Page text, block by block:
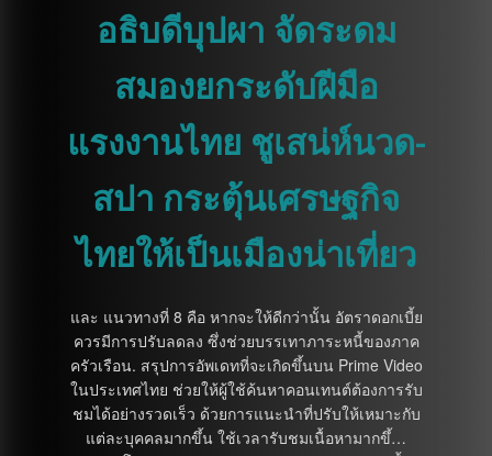
อธิบดีบุปผา จัดระดม
สมองยกระดับฝีมือ
แรงงานไทย ชูเสน่ห์นวด-
สปา กระตุ้นเศรษฐกิจ
ไทยให้เป็นเมืองน่าเที่ยว
และ แนวทางที่ 8 คือ หากจะให้ดีกว่านั้น อัตราดอกเบี้ย
ควรมีการปรับลดลง ซึ่งช่วยบรรเทาภาระหนี้ของภาค
ครัวเรือน. สรุปการอัพเดทที่จะเกิดขึ้นบน Prime Video
ในประเทศไทย ช่วยให้ผู้ใช้ค้นหาคอนเทนต์ต้องการรับ
ชมได้อย่างรวดเร็ว ด้วยการแนะนำที่ปรับให้เหมาะกับ
แต่ละบุคคลมากขึ้น ใช้เวลารับชมเนื้อหามากขึ้…